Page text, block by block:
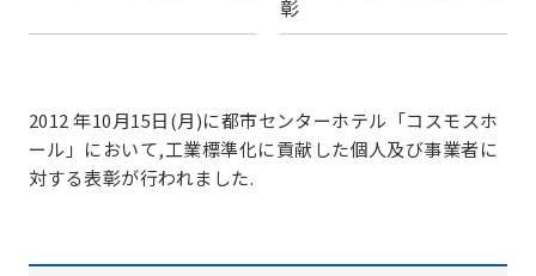
彰
2012 年10月15日(月)に都市センターホテル「コスモスホ
ール」において,工業標準化に貢献した個人及び事業者に
対する表彰が行われました.